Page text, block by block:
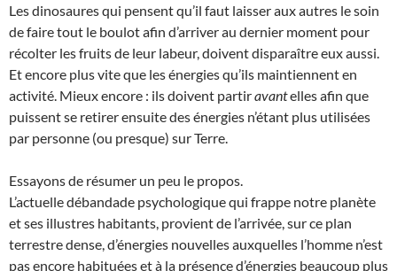
Les dinosaures qui pensent qu’il faut laisser aux autres le soin
de faire tout le boulot afin d’arriver au dernier moment pour
récolter les fruits de leur labeur, doivent disparaître eux aussi.
Et encore plus vite que les énergies qu’ils maintiennent en
activité. Mieux encore : ils doivent partiravantelles afin que
puissent se retirer ensuite des énergies n’étant plus utilisées
par personne (ou presque) sur Terre.
Essayons de résumer un peu le propos.
L’actuelle débandade psychologique qui frappe notre planète
et ses illustres habitants, provient de l’arrivée, sur ce plan
terrestre dense, d’énergies nouvelles auxquelles l’homme n’est
pas encore habituées et à la présence d’énergies beaucoup plus